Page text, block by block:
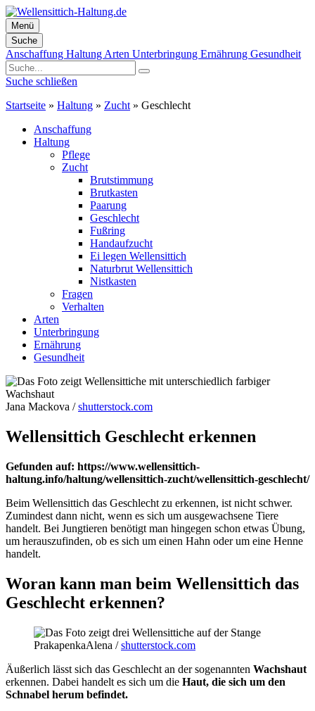
Menü
Suche
Zum
Inhalt
springen
Anschaffung Haltung Arten Unterbringung Ernährung Gesundheit
Suche schließen
Startseite » Haltung » Zucht » Geschlecht
Anschaffung
Haltung
Pflege
Zucht
Brutstimmung
Brutkasten
Paarung
Geschlecht
Fußring
Handaufzucht
Ei legen Wellensittich
Naturbrut Wellensittich
Nistkasten
Fragen
Verhalten
Arten
Unterbringung
Ernährung
Gesundheit
Jana Mackova /shutterstock.com
Wellensittich Geschlecht erkennen
Gefunden auf: https://www.wellensittich-
haltung.info/haltung/wellensittich-zucht/wellensittich-geschlecht/
Beim Wellensittich das Geschlecht zu erkennen, ist nicht schwer.
Zumindest dann nicht, wenn es sich um ausgewachsene Tiere
handelt. Bei Jungtieren benötigt man hingegen schon etwas Übung,
um herauszufinden, ob es sich um einen Hahn oder um eine Henne
handelt.
Woran kann man beim Wellensittich das
Geschlecht erkennen?
PrakapenkaAlena /shutterstock.com
Äußerlich lässt sich das Geschlecht an der sogenannten Wachshaut
erkennen. Dabei handelt es sich um die Haut, die sich um den
Schnabel herum befindet.